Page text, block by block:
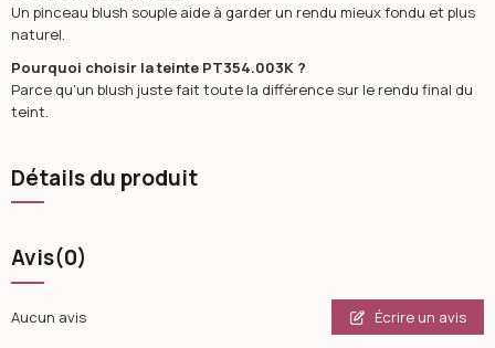
Un pinceau blush souple aide à garder un rendu mieux fondu et plus
naturel.
Pourquoi choisir la teinte PT354.003K ?
Parce qu’un blush juste fait toute la différence sur le rendu final du
teint.
Détails du produit
Avis(0)
Aucun avis Écrire un avis